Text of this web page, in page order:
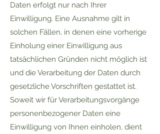
Daten erfolgt nur nach Ihrer
Einwilligung. Eine Ausnahme gilt in
solchen Fällen, in denen eine vorherige
Einholung einer Einwilligung aus
tatsächlichen Gründen nicht möglich ist
und die Verarbeitung der Daten durch
gesetzliche Vorschriften gestattet ist.
Soweit wir für Verarbeitungsvorgänge
personenbezogener Daten eine
Einwilligung von Ihnen einholen, dient